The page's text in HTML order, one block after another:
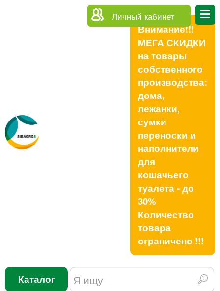
Личный кабинет
Внимание!!!
МЕГА СКИДКИ
на товары
собственного
производства:
дома,
лежанки,
сумки
переноски и
наполнители
для
кошачьего
туалета - до
30%
Количество
товара
ограничено !!!
Каталог